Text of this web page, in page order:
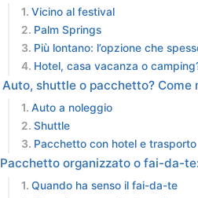
Vicino al festival
Palm Springs
Più lontano: l’opzione che
Hotel, casa vacanza o
Auto, shuttle o pacchetto?
Auto a noleggio
Shuttle
Pacchetto con hotel e trasporto
Pacchetto organizzato o fai-da-
Quando ha senso il fai-da-te